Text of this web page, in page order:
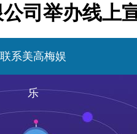
司举办线上
联系美高梅娱
乐